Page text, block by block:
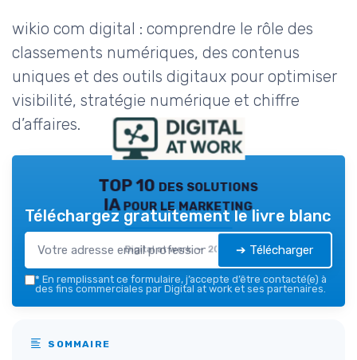
wikio com digital : comprendre le rôle des
classements numériques, des contenus
uniques et des outils digitaux pour optimiser
visibilité, stratégie numérique et chiffre
d’affaires.
TOP 10 des solutions
IA pour le marketing
Digital at work — 2026
Téléchargez gratuitement le livre blanc
➔ Télécharger
* En remplissant ce formulaire, j’accepte d’être contacté(e) à
des fins commerciales par Digital at work et ses partenaires.
SOMMAIRE